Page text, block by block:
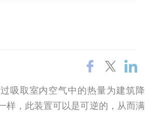
吸取室内空气中的热量为建筑降
样，此装置可以是可逆的，从而满